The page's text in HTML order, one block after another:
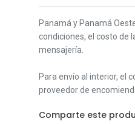
Panamá y Panamá
condiciones, el costo de
mensajería.
Para envío al interior, el
proveedor de
Comparte este